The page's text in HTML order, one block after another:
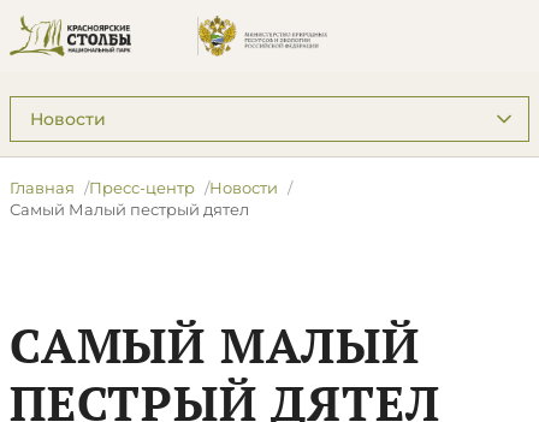
Подразделы: Пресс-центр
Главная Пресс-центр
Новости
Самый Малый пестрый дятел
САМЫЙ МАЛЫЙ
ПЕСТРЫЙ ДЯТЕЛ